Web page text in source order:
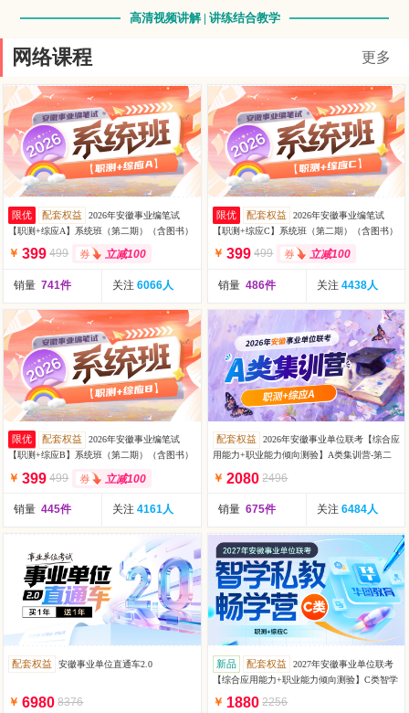
高清视频讲解 | 讲练结合教学
更多
网络课程
限优 配套权益
2026年安徽事业编笔试
【职测+综应A】系统班（第二期）（含图书）
￥ 399 499 立减100
销量 741件 关注 6066人
限优 配套权益
2026年安徽事业编笔试
【职测+综应C】系统班（第二期）（含图书）
￥ 399 499 立减100
销量 486件 关注 4438人
限优 配套权益
2026年安徽事业编笔试
【职测+综应B】系统班（第二期）（含图书）
￥ 399 499 立减100
销量 445件 关注 4161人
配套权益
2026年安徽事业单位联考【综合应
用能力+职业能力倾向测验】A类集训营-第二
￥ 2080 2496
销量 675件 关注 6484人
配套权益 安徽事业单位直通车2.0
￥ 6980 8376
新品 配套权益
2027年安徽事业单位联考
【综合应用能力+职业能力倾向测验】C类智学
￥ 1880 2256